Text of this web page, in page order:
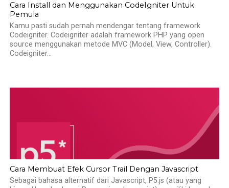
Cara Install dan Menggunakan CodeIgniter Untuk
Pemula
Kamu pasti sudah pernah mendengar tentang framework
Codeigniter. Codeigniter adalah framework PHP yang open
source menggunakan metode MVC (Model, View, Controller).
Codeigniter...
Cara Membuat Efek Cursor Trail Dengan Javascript
Sebagai bahasa alternatif dari Javascript, P5.js (atau yang